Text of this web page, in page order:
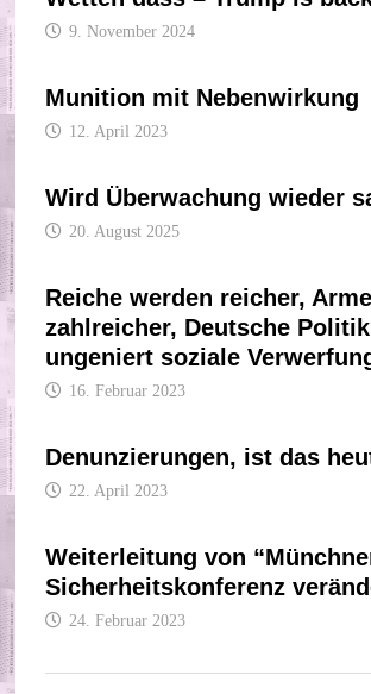
9. November 2024
Munition mit Nebenwirkung
12. April 2023
Wird Überwachung wieder
20. August 2025
Reiche werden reicher, Arme
zahlreicher, Deutsche
ungeniert soziale
16. Februar 2023
Denunzierungen, ist das
22. April 2023
Weiterleitung von
Sicherheitskonferenz
24. Februar 2023